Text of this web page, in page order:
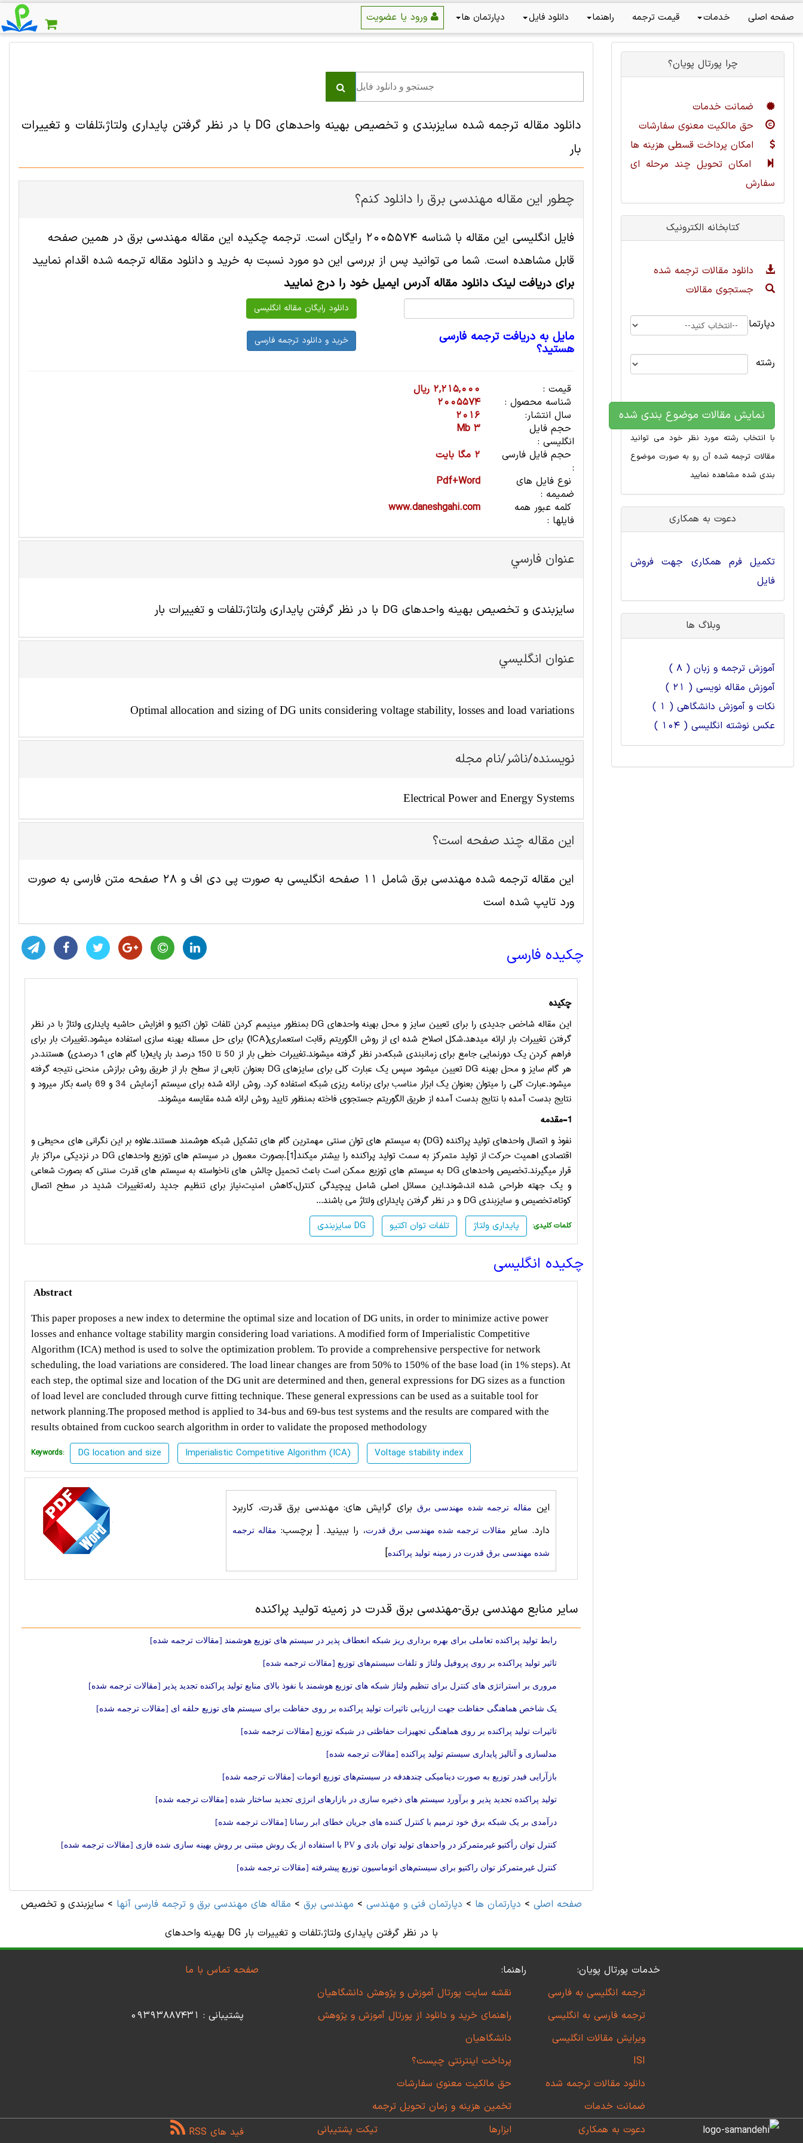
صفحه اصلی خدمات قیمت ترجمه راهنما دانلود فایل دپارتمان ها
دانلود مقاله ترجمه شده سایزبندی و تخصیص بهینه واحدهای DG با در نظر گرفتن پایداری ولتاژ،تلفات و تغییرات
بار
چطور این مقاله مهندسی برق را دانلود کنم؟
فایل انگلیسی این مقاله با شناسه 2005574 رایگان است. ترجمه چکیده این مقاله مهندسی برق در همین صفحه
قابل مشاهده است. شما می توانید پس از بررسی این دو مورد نسبت به خرید و دانلود مقاله ترجمه شده اقدام نمایید
برای دریافت لینک دانلود مقاله آدرس ایمیل خود را درج نمایید
مایل به دریافت ترجمه فارسی
هستید؟
قیمت :
2,215,000 ریال
شناسه محصول :
2005574
سال انتشار:
2016
حجم فایل
انگلیسی :
3 Mb
حجم فایل فارسی
:
2 مگا بایت
نوع فایل های
ضمیمه :
Pdf+Word
کلمه عبور همه
فایلها :
www.daneshgahi.com
عنوان فارسي
سایزبندی و تخصیص بهینه واحدهای DG با در نظر گرفتن پایداری ولتاژ،تلفات و تغییرات بار
عنوان انگليسي
Optimal allocation and sizing of DG units considering voltage stability, losses and load variations
نویسنده/ناشر/نام مجله
Electrical Power and Energy Systems
این مقاله چند صفحه است؟
این مقاله ترجمه شده مهندسی برق شامل 11 صفحه انگلیسی به صورت پی دی اف و 28 صفحه متن فارسی به صورت
ورد تایپ شده است
چکیده فارسی
چکیده
این مقاله شاخص جدیدی را برای تعیین سایز و محل بهینه واحدهای DG بمنظور مینیمم کردن تلفات توان اکتیو و افزایش حاشیه پایداری ولتاژ با در نظر
گرفتن تغییرات بار ارائه میدهد.شکل اصلاح شده ای از روش الگوریتم رقابت استعماری(ICA) برای حل مسئله بهینه سازی استفاده میشود.تغییرات بار برای
فراهم کردن یک دورنمایی جامع برای زمانبندی شبکه،در نظر گرفته میشوند.تغییرات خطی بار از 50 تا 150 درصد بار پایه(با گام های 1 درصدی) هستند.در
هر گام سایز و محل بهینه DG تعیین میشود سپس یک عبارت کلی برای سایزهایDG بعنوان تابعی از سطح بار از طریق روش برازش منحنی نتیجه گرفته
میشود.عبارت کلی را میتوان بعنوان یک ابزار مناسب برای برنامه ریزی شبکه استفاده کرد. روش ارائه شده برای سیستم آزمایش 34 و 69 باسه بکار میرود و
نتایج بدست آمده با نتایج بدست آمده از طریق الگوریتم جستجوی فاخته بمنظور تایید روش ارائه شده مقایسه میشوند.
1-مقدمه
نفوذ و اتصال واحدهای تولید پراکنده (DG) به سیستم های توان سنتی مهمترین گام های تشکیل شبکه هوشمند هستند.علاوه بر این نگرانی های محیطی و
اقتصادی اهمیت حرکت از تولید متمرکز به سمت تولید پراکنده را بیشتر میکند[1].بصورت معمول در سیستم های توزیع واحدهای DG در نزدیکی مراکز بار
قرار میگیرند.تخصیص واحدهایDG به سیستم های توزیع ممکن است باعث تحمیل چالش های ناخواسته به سیستم های قدرت سنتی که بصورت شعاعی
و یک جهته طراحی شده اند،شوند.این مسائل اصلی شامل پیچیدگی کنترل،کاهش امنیت،نیاز برای تنظیم جدید رله،تغییرات شدید در سطح اتصال
کوتاه،تخصیص و سایزبندیDGو در نظر گرفتن پایدارای ولتاژ می باشند...
سایزبندی DG تلفات توان اکتیو پایداری ولتاژ :کلمات کلیدی
چکیده انگلیسی
Abstract
This paper proposes a new index to determine the optimal size and location of DG units, in order to minimize active power
losses and enhance voltage stability margin considering load variations. A modified form of Imperialistic Competitive
Algorithm (ICA) method is used to solve the optimization problem. To provide a comprehensive perspective for network
scheduling, the load variations are considered. The load linear changes are from 50% to 150% of the base load (in 1% steps). At
each step, the optimal size and location of the DG unit are determined and then, general expressions for DG sizes as a function
of load level are concluded through curve fitting technique. These general expressions can be used as a suitable tool for
network planning.The proposed method is applied to 34-bus and 69-bus test systems and the results are compared with the
results obtained from cuckoo search algorithm in order to validate the proposed methodology
Keywords: DG location and size Imperialistic Competitive Algorithm (ICA) Voltage stability index
این مقاله ترجمه شده مهندسی برقبرای گرایش های: مهندسی برق قدرت، کاربرد
دارد. سایر مقالات ترجمه شده مهندسی برق قدرت، را ببینید.[ برچسب: مقاله ترجمه
شده مهندسی برق قدرت در زمینه تولید پراکنده]
سایر منابع مهندسی برق-مهندسی برق قدرت در زمینه تولید پراکنده
رابط تولید پراکنده تعاملی برای بهره برداری ریز شبکه انعطاف پذیر در سیستم های توزیع هوشمند [مقالات ترجمه شده]
تاثیر تولید پراکنده بر روی پروفیل ولتاژ و تلفات سیستم‌های توزیع [مقالات ترجمه شده]
مروری بر استراتژی های کنترل برای تنظیم ولتاژ شبکه های توزیع هوشمند با نفوذ بالای منابع تولید پراکنده تجدید پذیر [مقالات ترجمه شده]
یک شاخص هماهنگی حفاظت جهت ارزیابی تاثیرات تولید پراکنده بر روی حفاظت برای سیستم های توزیع حلقه ای [مقالات ترجمه شده]
تاثیرات تولید پراکنده بر روی هماهنگی تجهیزات حفاظتی در شبکه توزیع [مقالات ترجمه شده]
مدلسازی و آنالیز پایداری سیستم تولید پراکنده [مقالات ترجمه شده]
بازآرایی فیدر توزیع به صورت دینامیکی چندهدفه در سیستم‌های توزیع اتومات [مقالات ترجمه شده]
تولید پراکنده تجدید پذیر و برآورد سیستم های ذخیره سازی در بازارهای انرژی تجدید ساختار شده [مقالات ترجمه شده]
درآمدی بر یک شبکه برق خود ترمیم با کنترل کننده های جریان خطای ابر رسانا [مقالات ترجمه شده]
کنترل توان رأکتیو غیرمتمرکز در واحدهای تولید توان بادی و PV با استفاده از یک روش مبتنی بر روش بهینه سازی شده فازی [مقالات ترجمه شده]
کنترل غیرمتمرکز توان راکتیو برای سیستم‌های اتوماسیون توزیع پیشرفته [مقالات ترجمه شده]
صفحه اصلی > دپارتمان ها > دپارتمان فنی و مهندسی > مهندسی برق > مقاله های مهندسی برق و ترجمه فارسی آنها > سایزبندی و تخصیص
بهینه واحدهای DG با در نظر گرفتن پایداری ولتاژ،تلفات و تغییرات بار
چرا پورتال پویان؟
ضمانت خدمات
حق مالکیت معنوی سفارشات
امکان پرداخت قسطی هزینه ها
امکان تحویل چند مرحله ای
سفارش
کتابخانه الکترونیک
دانلود مقالات ترجمه شده
جستجوی مقالات
دپارتمان
رشته
نمایش مقالات موضوع بندی شده
با انتخاب رشته مورد نظر خود می توانید
مقالات ترجمه شده آن رو به صورت موضوع
بندی شده مشاهده نمایید
دعوت به همکاری
تکمیل فرم همکاری جهت فروش
فایل
وبلاگ ها
آموزش ترجمه و زبان ( 8 )
آموزش مقاله نویسی ( 21 )
نکات و آموزش دانشگاهی ( 1 )
عکس نوشته انگلیسی ( 104 )
خدمات پورتال پویان:
ترجمه انگلیسی به فارسی
ترجمه فارسی به انگلیسی
ویرایش مقالات انگلیسی
ISI
دانلود مقالات ترجمه شده
ضمانت خدمات
راهنما:
نقشه سایت پورتال آموزش و پژوهش دانشگاهیان
راهنمای خرید و دانلود از پورتال آموزش و پژوهش
دانشگاهیان
پرداخت اینترنتی چیست؟
حق مالکیت معنوی سفارشات
تخمین هزینه و زمان تحویل ترجمه
صفحه تماس با ما
پشتیبانی : 09393887431
دعوت به همکاری ابزارها تیکت پشتیبانی فید های RSS